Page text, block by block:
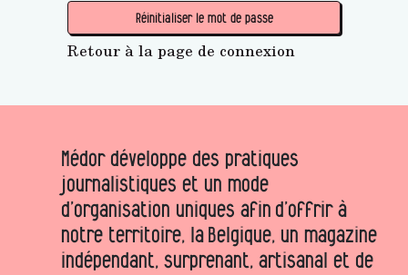
Réinitialiser le mot de passe
Retour à la page de connexion
Médor développe des pratiques
journalistiques et un mode
d’organisation uniques afin d’offrir à
notre territoire, la Belgique, un magazine
indépendant, surprenant, artisanal et de